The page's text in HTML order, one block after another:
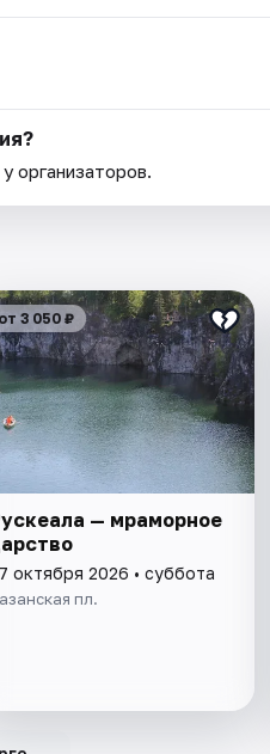
организаторов.
от 3 050 ₽
— мраморное
октября 2026 • суббота
пл.